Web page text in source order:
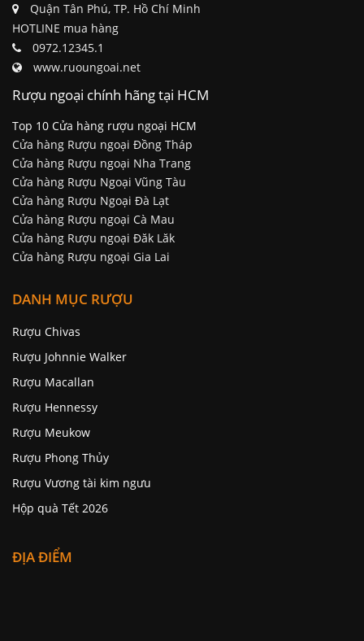
Quận Tân Phú, TP. Hồ Chí Minh
HOTLINE mua hàng
0972.12345.1
www.ruoungoai.net
Rượu ngoại chính hãng tại HCM
Top 10 Cửa hàng rượu ngoại HCM
Cửa hàng Rượu ngoại Đồng Tháp
Cửa hàng Rượu ngoại Nha Trang
Cửa hàng Rượu Ngoại Vũng Tàu
Cửa hàng Rượu Ngoại Đà Lạt
Cửa hàng Rượu ngoại Cà Mau
Cửa hàng Rượu ngoại Đăk Lăk
Cửa hàng Rượu ngoại Gia Lai
DANH MỤC RƯỢU
Rượu Chivas
Rượu Johnnie Walker
Rượu Macallan
Rượu Hennessy
Rượu Meukow
Rượu Phong Thủy
Rượu Vương tài kim ngưu
Hộp quà Tết 2026
ĐỊA ĐIỂM